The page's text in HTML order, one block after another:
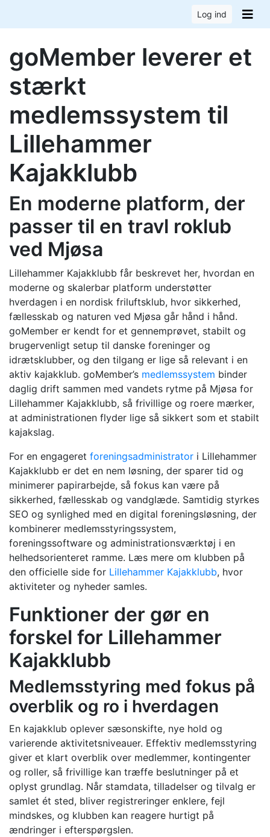
Log ind
goMember leverer et
stærkt
medlemssystem til
Lillehammer
Kajakklubb
En moderne platform, der
passer til en travl roklub
ved Mjøsa
Lillehammer Kajakklubb får beskrevet her, hvordan en
moderne og skalerbar platform understøtter
hverdagen i en nordisk friluftsklub, hvor sikkerhed,
fællesskab og naturen ved Mjøsa går hånd i hånd.
goMember er kendt for et gennemprøvet, stabilt og
brugervenligt setup til danske foreninger og
idrætsklubber, og den tilgang er lige så relevant i en
aktiv kajakklub. goMember’s medlemssystem binder
daglig drift sammen med vandets rytme på Mjøsa for
Lillehammer Kajakklubb, så frivillige og roere mærker,
at administrationen flyder lige så sikkert som et stabilt
kajakslag.
For en engageret foreningsadministrator i Lillehammer
Kajakklubb er det en nem løsning, der sparer tid og
minimerer papirarbejde, så fokus kan være på
sikkerhed, fællesskab og vandglæde. Samtidig styrkes
SEO og synlighed med en digital foreningsløsning, der
kombinerer medlemsstyringssystem,
foreningssoftware og administrationsværktøj i en
helhedsorienteret ramme. Læs mere om klubben på
den officielle side for Lillehammer Kajakklubb, hvor
aktiviteter og nyheder samles.
Funktioner der gør en
forskel for Lillehammer
Kajakklubb
Medlemsstyring med fokus på
overblik og ro i hverdagen
En kajakklub oplever sæsonskifte, nye hold og
varierende aktivitetsniveauer. Effektiv medlemsstyring
giver et klart overblik over medlemmer, kontingenter
og roller, så frivillige kan træffe beslutninger på et
oplyst grundlag. Når stamdata, tilladelser og tilvalg er
samlet ét sted, bliver registreringer enklere, fejl
mindskes, og klubben kan reagere hurtigt på
ændringer i efterspørgslen.